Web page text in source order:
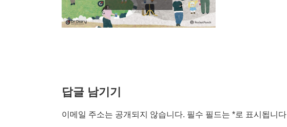
답글 남기기
이메일 주소는 공개되지 않습니다. 필수 필드는 *로 표시됩니다